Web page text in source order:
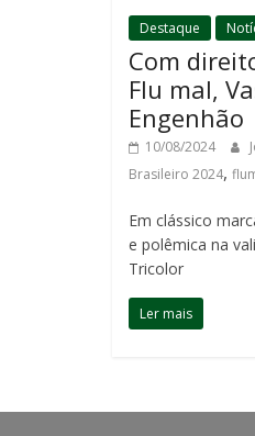
Destaque
Com
Flu mal,
Engenhão
10/08/2024
Brasileiro 2024,
Em clássico
e polêmica na
Tricolor
Ler mais